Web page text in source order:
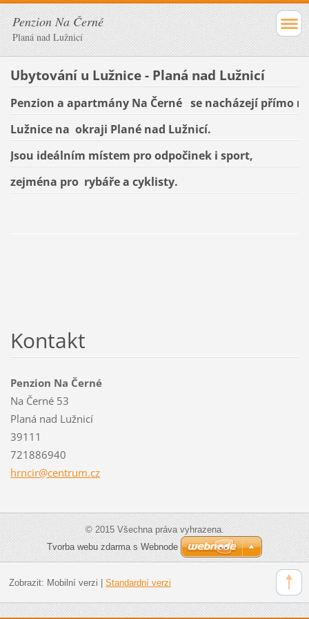
Penzion Na Černé
Planá nad Lužnicí
Ubytování u Lužnice - Planá nad Lužnicí
Penzion a apartmány Na Černé se nacházejí přímo
Lužnice na okraji Plané nad Lužnicí.
Jsou ideálním místem pro odpočinek i sport,
zejména pro rybáře a cyklisty.
Kontakt
Penzion Na Černé
Na Černé 53
Planá nad Lužnicí
39111
721886940
hrncir@centrum.cz
© 2015 Všechna práva vyhrazena.
Tvorba webu zdarma s Webnode
Zobrazit: Mobilní verzi Standardní verzi